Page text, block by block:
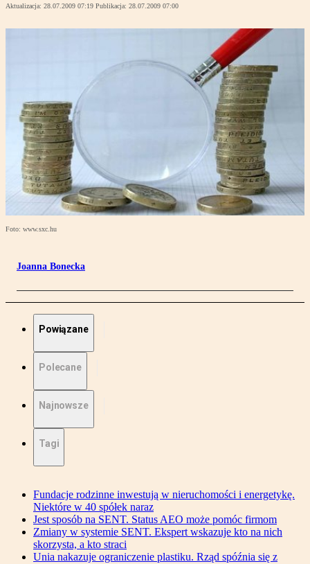
Aktualizacja: 28.07.2009 07:19 Publikacja: 28.07.2009 07:00
Foto: www.sxc.hu
Joanna Bonecka
Powiązane
Polecane
Najnowsze
Tagi
Fundacje rodzinne inwestują w nieruchomości i energetykę.
Niektóre w 40 spółek naraz
Jest sposób na SENT. Status AEO może pomóc firmom
Zmiany w systemie SENT. Ekspert wskazuje kto na nich
skorzysta, a kto straci
Unia nakazuje ograniczenie plastiku. Rząd spóźnia się z